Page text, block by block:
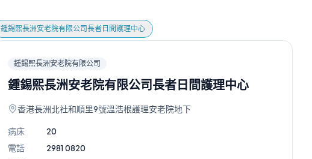
鍾錫熙長洲安老院有限公司長者日間護理中心
鍾錫熙長洲安老院有限公司
鍾錫熙長洲安老院有限公司長者日間護理中心
香港長洲北社和順里9號溫浩根護理安老院地下
病床
20
電話
2981 0820